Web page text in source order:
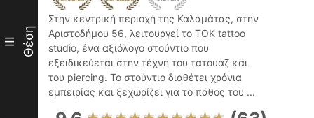
III Θέση
Στην κεντρική περιοχή της Καλαμάτας, στην
Αριστοδήμου 56, λειτουργεί το TOK tattoo
studio, ένα αξιόλογο στούντιο που
εξειδικεύεται στην τέχνη του τατουάζ και
του piercing. Το στούντιο διαθέτει χρόνια
εμπειρίας και ξεχωρίζει για το πάθος του ...